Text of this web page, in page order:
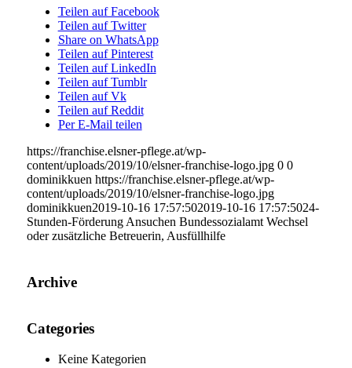
Teilen auf Facebook
Teilen auf Twitter
Share on WhatsApp
Teilen auf Pinterest
Teilen auf LinkedIn
Teilen auf Tumblr
Teilen auf Vk
Teilen auf Reddit
Per E-Mail teilen
https://franchise.elsner-pflege.at/wp-
content/uploads/2019/10/elsner-franchise-logo.jpg 0 0
dominikkuen https://franchise.elsner-pflege.at/wp-
content/uploads/2019/10/elsner-franchise-logo.jpg
dominikkuen2019-10-16 17:57:502019-10-16 17:57:5024-
Stunden-Förderung Ansuchen Bundessozialamt Wechsel
oder zusätzliche Betreuerin, Ausfüllhilfe
Archive
Categories
Keine Kategorien